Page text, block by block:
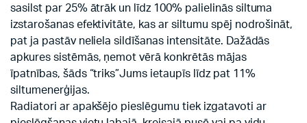
sasilst par 25% ātrāk un līdz 100% palielinās siltuma
izstarošanas efektivitāte, kas ar siltumu spēj nodrošināt,
pat ja pastāv neliela sildīšanas intensitāte. Dažādās
apkures sistēmās, ņemot vērā konkrētās mājas
īpatnības, šāds “triks”Jums ietaupīs līdz pat 11%
siltumenerģijas.
Radiatori ar apakšējo pieslēgumu tiek izgatavoti ar